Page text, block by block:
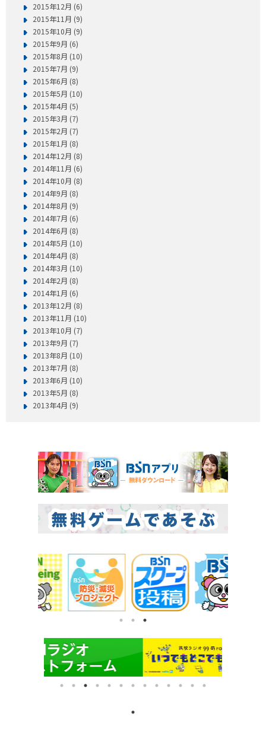
2015年12月 (6)
2015年11月 (9)
2015年10月 (9)
2015年9月 (6)
2015年8月 (10)
2015年7月 (9)
2015年6月 (8)
2015年5月 (10)
2015年4月 (5)
2015年3月 (7)
2015年2月 (7)
2015年1月 (8)
2014年12月 (8)
2014年11月 (6)
2014年10月 (8)
2014年9月 (8)
2014年8月 (9)
2014年7月 (6)
2014年6月 (8)
2014年5月 (10)
2014年4月 (8)
2014年3月 (10)
2014年2月 (8)
2014年1月 (6)
2013年12月 (8)
2013年11月 (10)
2013年10月 (7)
2013年9月 (7)
2013年8月 (10)
2013年7月 (8)
2013年6月 (10)
2013年5月 (8)
2013年4月 (9)